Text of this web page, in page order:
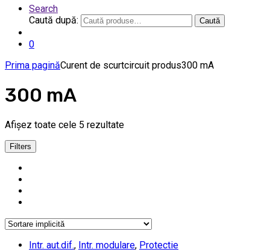
Search
Caută după:
Caută
0
Prima paginăCurent de scurtcircuit produs300 mA
300 mA
Afișez toate cele 5 rezultate
Filters
Intr. aut.dif., Intr. modulare, Protectie